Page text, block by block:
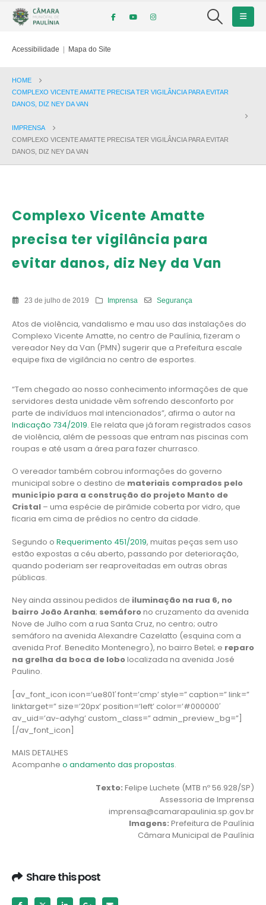
Acessibilidade | Mapa do Site
HOME
COMPLEXO VICENTE AMATTE PRECISA TER VIGILÂNCIA PARA EVITAR
DANOS, DIZ NEY DA VAN
IMPRENSA
COMPLEXO VICENTE AMATTE PRECISA TER VIGILÂNCIA PARA EVITAR
DANOS, DIZ NEY DA VAN
Complexo Vicente Amatte
precisa ter vigilância para
evitar danos, diz Ney da Van
23 de julho de 2019 Imprensa Segurança
Atos de violência, vandalismo e mau uso das instalações do
Complexo Vicente Amatte, no centro de Paulínia, fizeram o
vereador Ney da Van (PMN) sugerir que a Prefeitura escale
equipe fixa de vigilância no centro de esportes.
“Tem chegado ao nosso conhecimento informações de que
servidores desta unidade vêm sofrendo desconforto por
parte de indivíduos mal intencionados”, afirma o autor na
Indicação 734/2019. Ele relata que já foram registrados casos
de violência, além de pessoas que entram nas piscinas com
roupas e até usam a área para fazer churrasco.
O vereador também cobrou informações do governo
municipal sobre o destino de materiais comprados pelo
município para a construção do projeto Manto de
Cristal – uma espécie de pirâmide coberta por vidro, que
ficaria em cima de prédios no centro da cidade.
Segundo o Requerimento 451/2019, muitas peças sem uso
estão expostas a céu aberto, passando por deterioração,
quando poderiam ser reaproveitadas em outras obras
públicas.
Ney ainda assinou pedidos de iluminação na rua 6, no
bairro João Aranha; semáforono cruzamento da avenida
Nove de Julho com a rua Santa Cruz, no centro; outro
semáforo na avenida Alexandre Cazelatto (esquina com a
avenida Prof. Benedito Montenegro), no bairro Betel; e reparo
na grelha da boca de lobolocalizada na avenida José
Paulino.
[av_font_icon icon=’ue801′ font=’cmp’ style=” caption=” link=”
linktarget=” size=’20px’ position=’left’ color=’#000000′
av_uid=’av-adyhg’ custom_class=” admin_preview_bg=”]
[/av_font_icon]
MAIS DETALHES
Acompanhe o andamento das propostas.
Texto: Felipe Luchete (MTB nº 56.928/SP)
Assessoria de Imprensa
imprensa@camarapaulinia.sp.gov.br
Imagens: Prefeitura de Paulínia
Câmara Municipal de Paulínia
Share this post